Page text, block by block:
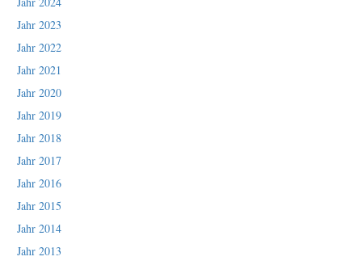
Jahr 2023
Jahr 2022
Jahr 2021
Jahr 2020
Jahr 2019
Jahr 2018
Jahr 2017
Jahr 2016
Jahr 2015
Jahr 2014
Jahr 2013